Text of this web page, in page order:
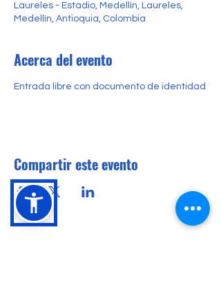
Laureles - Estadio, Medellín, Laureles,
Medellín, Antioquia, Colombia
Acerca del evento
Entrada libre con documento de identidad
Compartir este evento